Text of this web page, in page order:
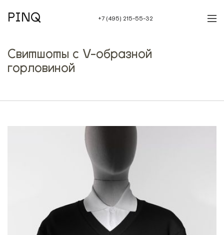
PINQ +7 (495) 215-55-32
Свитшоты с V-образной
горловиной